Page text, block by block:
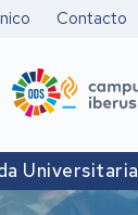
Contacto
Universitaria